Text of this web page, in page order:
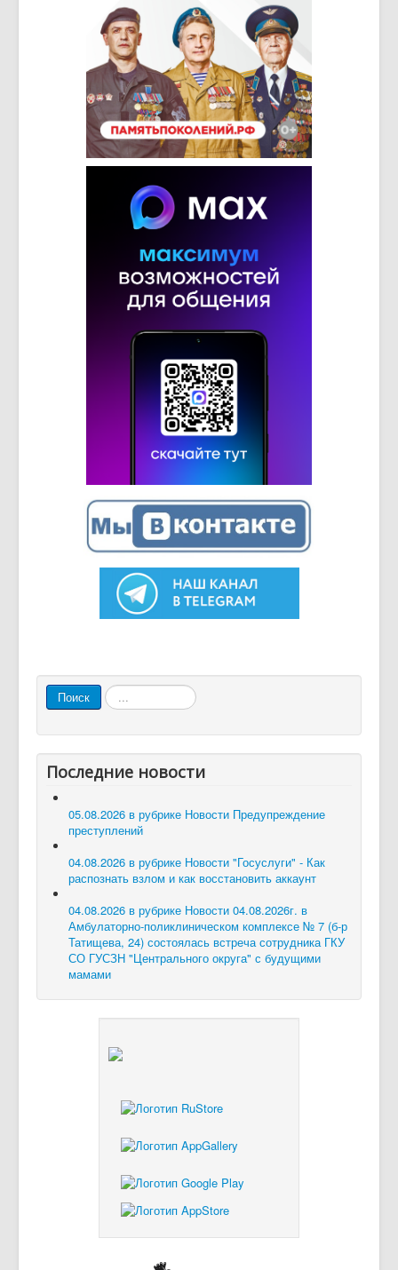
Поиск Искать...
Последние новости
05.08.2026 в рубрике Новости Предупреждение
преступлений
04.08.2026 в рубрике Новости "Госуслуги" - Как
распознать взлом и как восстановить аккаунт
04.08.2026 в рубрике Новости 04.08.2026г. в
Амбулаторно-поликлиническом комплексе № 7 (б-р
Татищева, 24) состоялась встреча сотрудника ГКУ
СО ГУСЗН "Центрального округа" с будущими
мамами